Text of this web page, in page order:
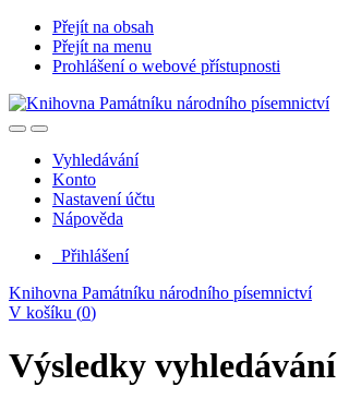
Přejít na obsah
Přejít na menu
Prohlášení o webové přístupnosti
Vyhledávání
Konto
Nastavení účtu
Nápověda
Přihlášení
Knihovna Památníku národního písemnictví
V košíku (0)
Výsledky vyhledávání